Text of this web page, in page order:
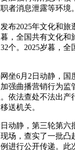
者消息泄露等环境。
2025年文化和旅逛
，全国共有文化
个。2025岁暮，
6月2日动静，国
强曲播营销行为
依法查处不法出
送机关。
静，第三轮第六批
场，查实了一批
进行公开传递。